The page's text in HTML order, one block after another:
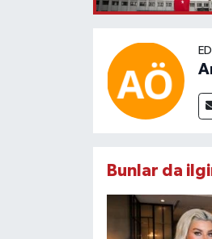
Bunlar da